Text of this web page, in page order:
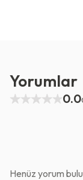
Yorumlar
0.0
Henüz yorum